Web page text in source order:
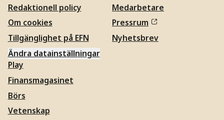
Redaktionell policy
Om cookies
Tillgänglighet på EFN
Ändra datainställningar
Medarbetare
Pressrum
Nyhetsbrev
Play
Finansmagasinet
Börs
Vetenskap